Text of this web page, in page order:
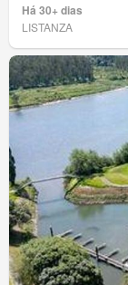
Há 30+ dias
LISTANZA